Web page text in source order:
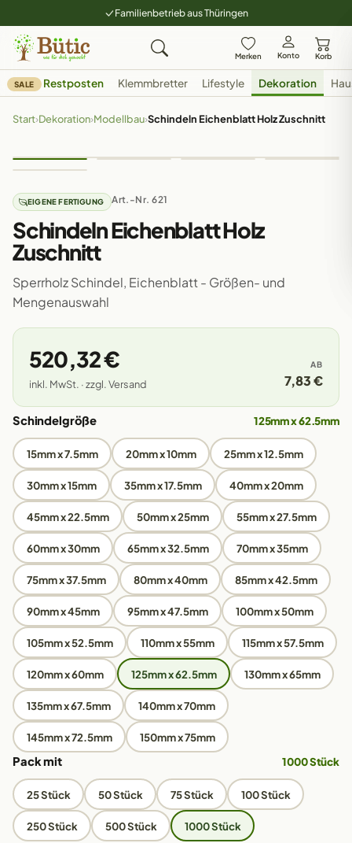
Familienbetrieb aus Thüringen
Merken Konto Korb
SALE Restposten Klemmbretter Lifestyle Dekoration
Start›Dekoration›Modellbau›Schindeln Eichenblatt Holz Zuschnitt
EIGENE FERTIGUNG Art.-Nr. 621
Schindeln Eichenblatt Holz
Zuschnitt
Sperrholz Schindel, Eichenblatt - Größen- und
Mengenauswahl
520,32 €
inkl. MwSt. · zzgl. Versand
AB
7,83 €
Schindelgröße 125mm x 62.5mm
15mm x 7.5mm 20mm x 10mm 25mm x 12.5mm
30mm x 15mm 35mm x 17.5mm 40mm x 20mm
45mm x 22.5mm 50mm x 25mm 55mm x 27.5mm
60mm x 30mm 65mm x 32.5mm 70mm x 35mm
75mm x 37.5mm 80mm x 40mm 85mm x 42.5mm
90mm x 45mm 95mm x 47.5mm 100mm x 50mm
105mm x 52.5mm 110mm x 55mm 115mm x 57.5mm
120mm x 60mm 125mm x 62.5mm 130mm x 65mm
135mm x 67.5mm 140mm x 70mm
145mm x 72.5mm 150mm x 75mm
Pack mit 1000 Stück
25 Stück 50 Stück 75 Stück 100 Stück
250 Stück 500 Stück
1000 Stück